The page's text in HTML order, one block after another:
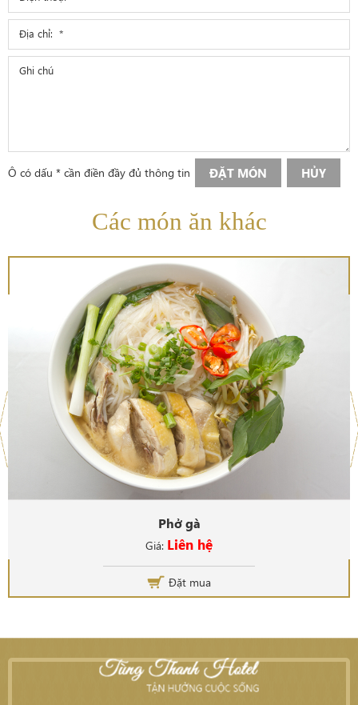
Ô có dấu * cần điền đầy đủ thông tin ĐẶT MÓN HỦY
Các món ăn khác
Phở gà
Giá: Liên hệ
Đặt mua